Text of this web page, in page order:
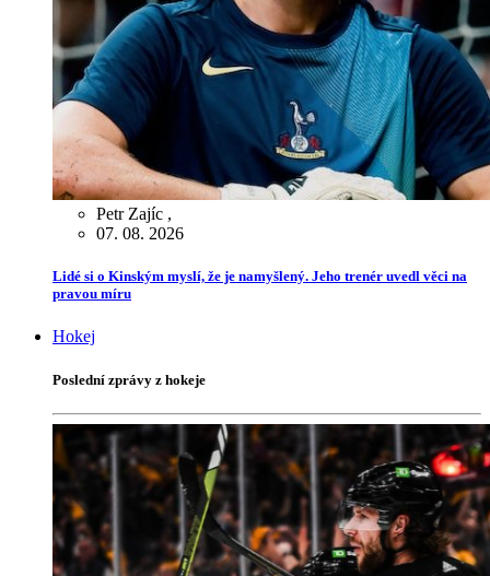
Petr Zajíc ,
07. 08. 2026
Lidé si o Kinským myslí, že je namyšlený. Jeho trenér uvedl věci na
pravou míru
Hokej
Poslední zprávy z hokeje